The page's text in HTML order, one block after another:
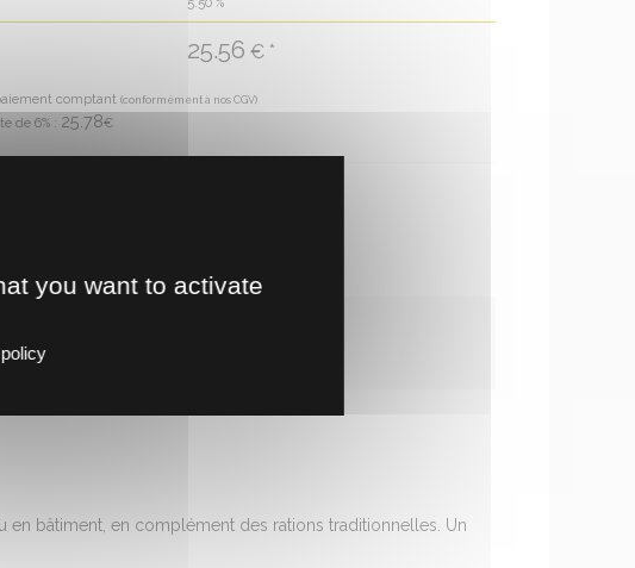
25.56 € *
comptant (conformément à nos CGV)
de 6% : 25.78€
bâtiment, en complément des rations traditionnelles. Un
you want to activate